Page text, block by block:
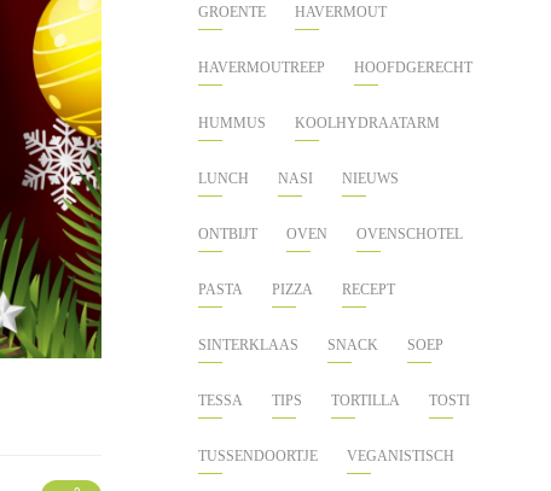
GROENTE HAVERMOUT
HAVERMOUTREEP HOOFDGERECHT
HUMMUS KOOLHYDRAATARM
LUNCH NASI NIEUWS
ONTBIJT OVEN OVENSCHOTEL
PASTA PIZZA RECEPT
SINTERKLAAS SNACK SOEP
TESSA TIPS TORTILLA TOSTI
TUSSENDOORTJE VEGANISTISCH